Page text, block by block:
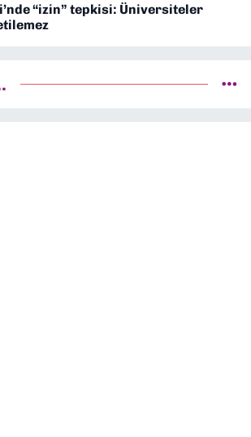
“izin” tepkisi: Üniversiteler